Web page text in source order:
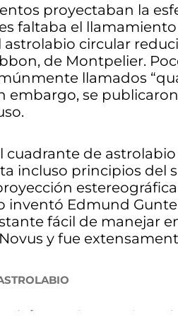
proyectaban la
faltaba el
circular
de Montpelier.
llamados
embargo, se
cuadrante de
incluso principios del
inventó Edmund Gunter
fácil de manejar
y fue